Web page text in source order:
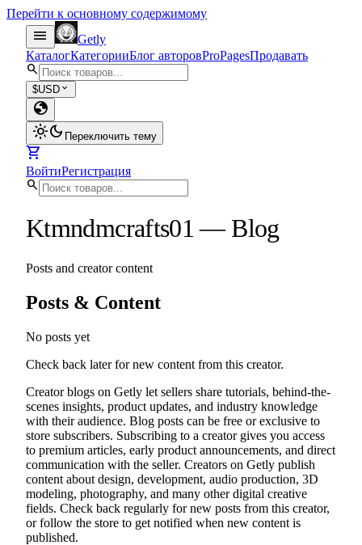
Перейти к основному содержимому
menu
Getly
КаталогКатегорииБлог авторовProPagesПродавать
search
$USD expand_more
globe
light_modedark_mode Переключить тему
shopping_cart
ВойтиРегистрация
search
Ktmndmcrafts01—Blog
Posts and creator content
Posts & Content
No posts yet
Check back later for new content from this creator.
Creator blogs on Getly let sellers share tutorials, behind-the-
scenes insights, product updates, and industry knowledge
with their audience. Blog posts can be free or exclusive to
store subscribers. Subscribing to a creator gives you access
to premium articles, early product announcements, and direct
communication with the seller. Creators on Getly publish
content about design, development, audio production, 3D
modeling, photography, and many other digital creative
fields. Check back regularly for new posts from this creator,
or follow the store to get notified when new content is
published.